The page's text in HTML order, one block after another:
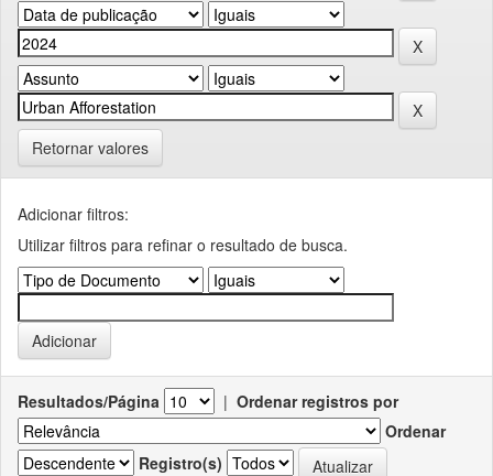
Retornar valores
Adicionar filtros:
Utilizar filtros para refinar o resultado de busca.
Resultados/Página | Ordenar registros por
Ordenar
Registro(s)